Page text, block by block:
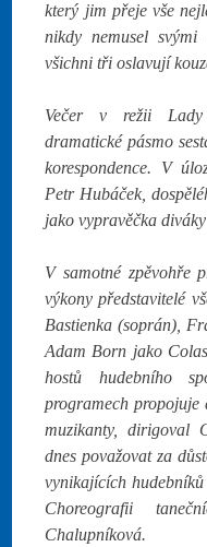
který jim přeje vše
nikdy nemusel
všichni tři oslavují
Večer v režii Lady
dramatické pásmo
korespondence. V
Petr Hubáček,
jako vypravěčka
V samotné zpěvohře
výkony představitelé
Bastienka (soprán),
Adam Born jako
hostů hudebního
programech propojuje
muzikanty, dirigoval
dnes považovat za
vynikajících
Choreografii
Chalupníková.